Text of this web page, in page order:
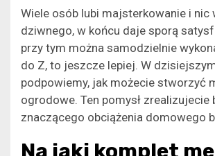
Wiele osób lubi majsterkowanie i nic
dziwnego, w końcu daje sporą
przy tym można samodzielnie
do Z, to jeszcze lepiej. W
podpowiemy, jak możecie stworzyć
ogrodowe. Ten pomysł zrealizujecie
znaczącego obciążenia domowego
Na jaki komplet